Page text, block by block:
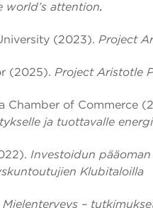
world’s attention.
(2023). Project
(2025). Project Aristotle
Chamber of Commerce
ja tuottavalle
Investoidun
Klubitaloilla
Mielenterveys –